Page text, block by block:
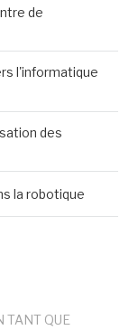
de
l'informatique
des
la robotique
TANT QUE